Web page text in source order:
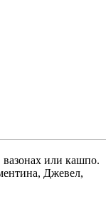
или кашпо.
Джевел,